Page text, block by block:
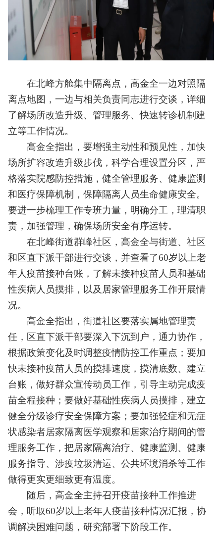
在北峰方舱集中隔离点，高金全一边对照隔
离点地图，一边与相关负责同志进行交谈，详细
了解场所改造升级、管理服务、快速转诊机制建
立等工作情况。
高金全指出，要增强主动性和预见性，加快
场所扩容改造升级步伐，科学合理设置分区，严
格落实院感防控措施，健全管理服务、健康监测
和医疗保障机制，保障隔离人员生命健康安全。
要进一步梳理工作专班力量，明确分工，理清职
责，加强管理，确保场所安全有序运转。
在北峰街道群峰社区，高金全与街道、社区
和区直下派干部进行交谈，并查看了60岁以上老
年人疫苗接种台账，了解未接种疫苗人员和基础
性疾病人员摸排，以及居家管理服务工作开展情
况。
高金全指出，街道社区要落实属地管理责
任，区直下派干部要深入下沉到户，通力协作，
根据政策变化及时调整疫情防控工作重点；要加
快未接种疫苗人员的摸排速度，摸清底数、建立
台账，做好群众宣传动员工作，引导主动完成疫
苗全程接种；要做好基础性疾病人员摸排，建立
健全分级诊疗安全保障方案；要加强轻症和无症
状感染者居家隔离医学观察和居家治疗期间的管
理服务工作，把居家隔离治疗、健康监测、健康
服务指导、涉疫垃圾清运、公共环境消杀等工作
做得更实更细致更有温度。
随后，高金全主持召开疫苗接种工作推进
会，听取60岁以上老年人疫苗接种情况汇报，协
调解决困难问题，研究部署下阶段工作。